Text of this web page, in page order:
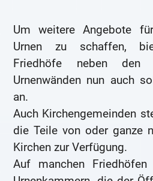
Um weitere Angebote
Urnen zu schaffen,
Friedhöfe neben den
Urnenwänden nun auch
an.
Auch Kirchengemeinden
die Teile von oder ganze
Kirchen zur Verfügung.
Auf manchen